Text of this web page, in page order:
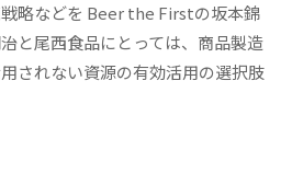
略などを Beer the Firstの坂本錦
と尾西食品にとっては、商品製造
されない資源の有効活用の選択肢